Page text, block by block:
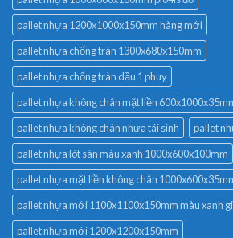
pallet nhựa 1200x1000x150mm hàng mới
pallet nhựa chống tràn 1300x680x150mm
pallet nhựa chống tràn dầu 1 phuy
pallet nhựa không chân mặt liền
pallet nhựa không chân nhựa tái sinh
pallet
pallet nhựa lót sàn màu xanh 1000x600x100mm
pallet nhựa mặt liền không chân
pallet nhựa mới 1100x1100x150mm màu xanh
pallet nhựa mới 1200x1200x150mm